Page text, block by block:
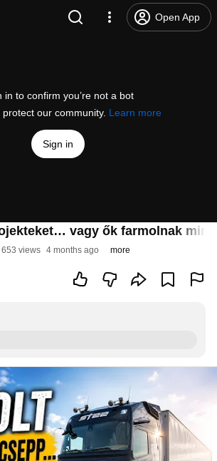
Open App
in to confirm you’re not a bot
our community. Learn more
Sign in
vagy ők farmolnak
653 views 4 months ago more